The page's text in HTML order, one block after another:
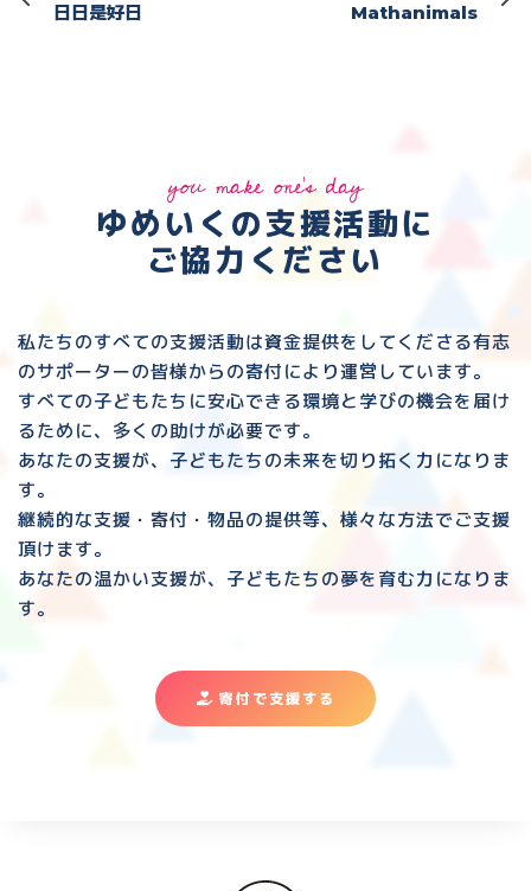
日日是好日 Mathanimals
you make one's day
ゆめいくの支援活動に
ご協力ください
私たちのすべての支援活動は資金提供をしてくださる有志
のサポーターの皆様からの寄付により運営しています。
すべての子どもたちに安心できる環境と 学びの機会を届け
るために、多くの助けが必要です。
あなたの支援が、子どもたちの未来を切り拓く力になりま
す。
継続的な支援・寄付・物品の提供等、様々な方法でご支援
頂けます。
あなたの温かい支援が、子どもたちの夢を育む力になりま
す。
寄付で支援する